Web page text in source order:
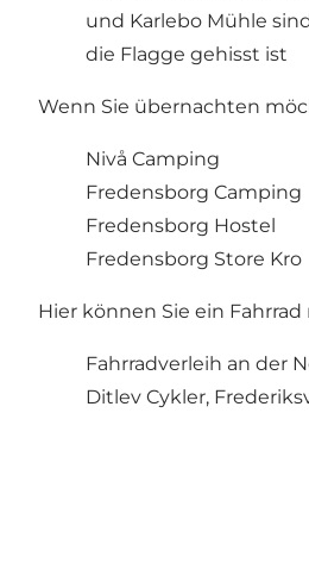
und Karlebo Mühle
die Flagge gehisst ist
Wenn Sie übernachten
Nivå Camping
Fredensborg Camping
Fredensborg Hostel
Fredensborg Store Kro
Hier können Sie ein
Fahrradverleih an der
Ditlev Cykler,